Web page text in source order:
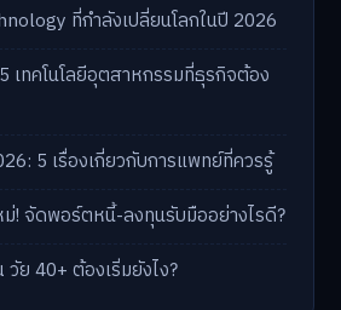
ที่กำลังเปลี่ยนโลกในปี 2026
ทคโนโลยีอุตสาหกรรมที่ธุรกิจต้อง
5 เรื่องเกี่ยวกับการแพทย์ที่ควรรู้
ม่! จัดพอร์ตหนี้-ลงทุนรับมืออย่างไรดี?
40+ ต้องเริ่มยังไง?